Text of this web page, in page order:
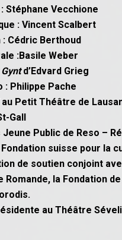
Stéphane Vecchione
: Vincent Scalbert
Cédric Berthoud
:Basile Weber
d’Edvard Grieg
: Philippe Pache
Petit Théâtre de
Gall
Public de Reso –
suisse pour la
de soutien conjoint
la Fondation
au Théâtre